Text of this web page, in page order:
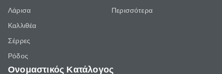
Λάρισα
Καλλιθέα
Σέρρες
Ρόδος
Περισσότερα
Ονομαστικός Κατάλογος